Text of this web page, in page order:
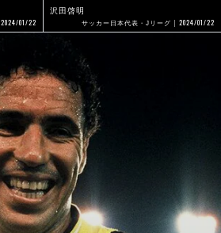
2024/01/22
沢田啓明
サッカー日本代表・Jリーグ 2024/01/22